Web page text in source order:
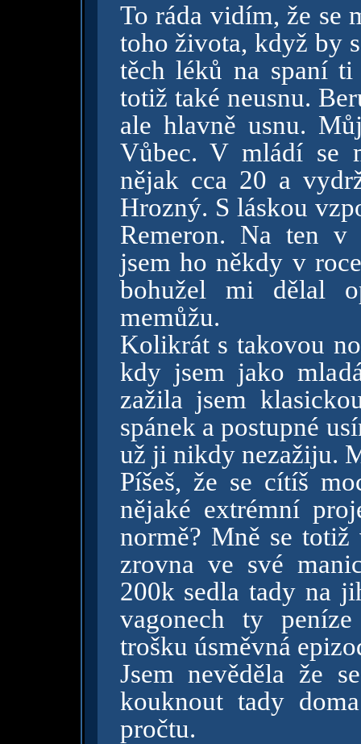
To ráda vidím, že se
toho života, když by
těch léků na spaní
totiž také neusnu.
ale hlavně usnu.
Vůbec. V mládí se
nějak cca 20 a
Hrozný. S láskou
Remeron. Na ten v
jsem ho někdy v
bohužel mi dělal
memůžu.
Kolikrát s takovou
kdy jsem jako
zažila jsem
spánek a postupné
už ji nikdy nezažiju.
Píšeš, že se cítíš
nějaké extrémní
normě? Mně se
zrovna ve své
200k sedla tady na
vagonech ty
trošku úsměvná
Jsem nevěděla že
kouknout tady
pročtu.